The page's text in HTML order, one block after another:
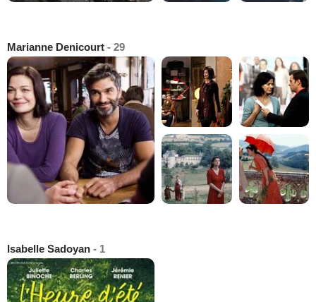
Marianne Denicourt - 29
Isabelle Sadoyan - 1